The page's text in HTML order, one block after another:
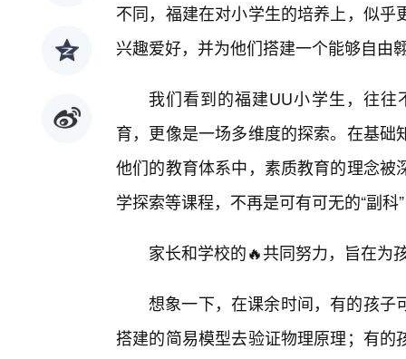
不同，福建在对小学生的培养上，似
兴趣爱好，并为他们搭建一个能够自由
我们看到的福建UU小学生，往
育，更像是一场多维度的探索。在基
他们的教育体系中，素质教育的理念
学探索等课程，不再是可有可无的“副
家长和学校的🔥共同努力，旨在为
想象一下，在课余时间，有的孩子
搭建的简易模型去验证物理原理；有